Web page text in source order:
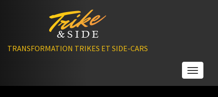
TRANSFORMATION TRIKES ET SIDE-CARS